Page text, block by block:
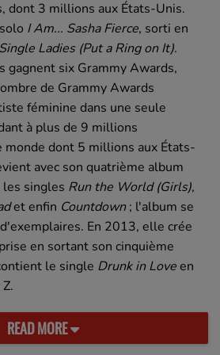
dont 3 millions aux États-Unis.
I Am... Sasha Fierce, sorti en
Single Ladies (Put a Ring on It).
gagnent six Grammy Awards,
de Grammy Awards
féminine dans une seule
à plus de 9 millions
monde dont 5 millions aux États-
avec son quatrième album
singles Run the World (Girls),
et enfin Countdown; l'album se
En 2013, elle crée
en sortant son cinquième
le single Drunk in Loveen
READ MORE